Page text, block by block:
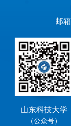
邮
山东科技大学
（公众号）